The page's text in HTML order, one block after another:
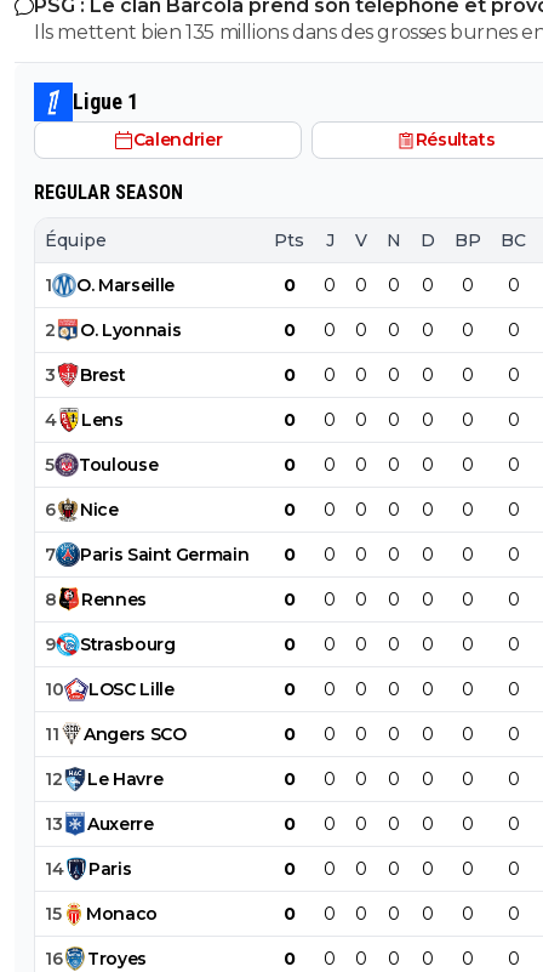
progresse chaque saison
PSG : Le clan Barcola prend son téléphone et
un séisme
Ils mettent bien 135 millions dans des grosses burnes
donc pourquoi le PSG devrait pas faire pareil ?
Ligue 1
Calendrier Résultats
REGULAR SEASON
Équipe Pts J V N D BP BC
1 O. Marseille 0 0 0 0 0 0 0
2 O. Lyonnais 0 0 0 0 0 0 0
3 Brest 0 0 0 0 0 0 0
4 Lens 0 0 0 0 0 0 0
5 Toulouse 0 0 0 0 0 0 0
6 Nice 0 0 0 0 0 0 0
7 Paris Saint Germain 0 0 0 0 0 0 0
8 Rennes 0 0 0 0 0 0 0
9 Strasbourg 0 0 0 0 0 0 0
10 LOSC Lille 0 0 0 0 0 0 0
11 Angers SCO 0 0 0 0 0 0 0
12 Le Havre 0 0 0 0 0 0 0
13 Auxerre 0 0 0 0 0 0 0
14 Paris 0 0 0 0 0 0 0
15 Monaco 0 0 0 0 0 0 0
16 Troyes 0 0 0 0 0 0 0